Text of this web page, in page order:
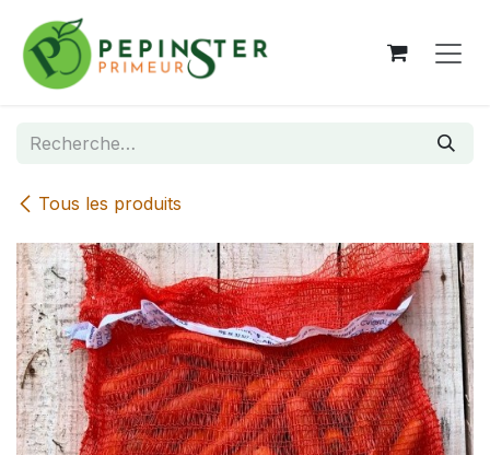
Se rendre au contenu
Tous les produits